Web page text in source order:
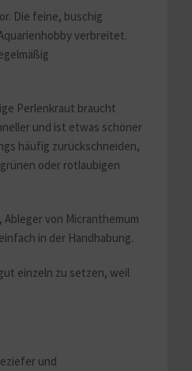
Die feine, buschig
verbreitet.
Perlenkraut braucht
und ist etwas schöner
häufig zurückschneiden,
oder rotlaubigen
von Micranthemum
in der Handhabung.
einzeln zu setzen, weil
und